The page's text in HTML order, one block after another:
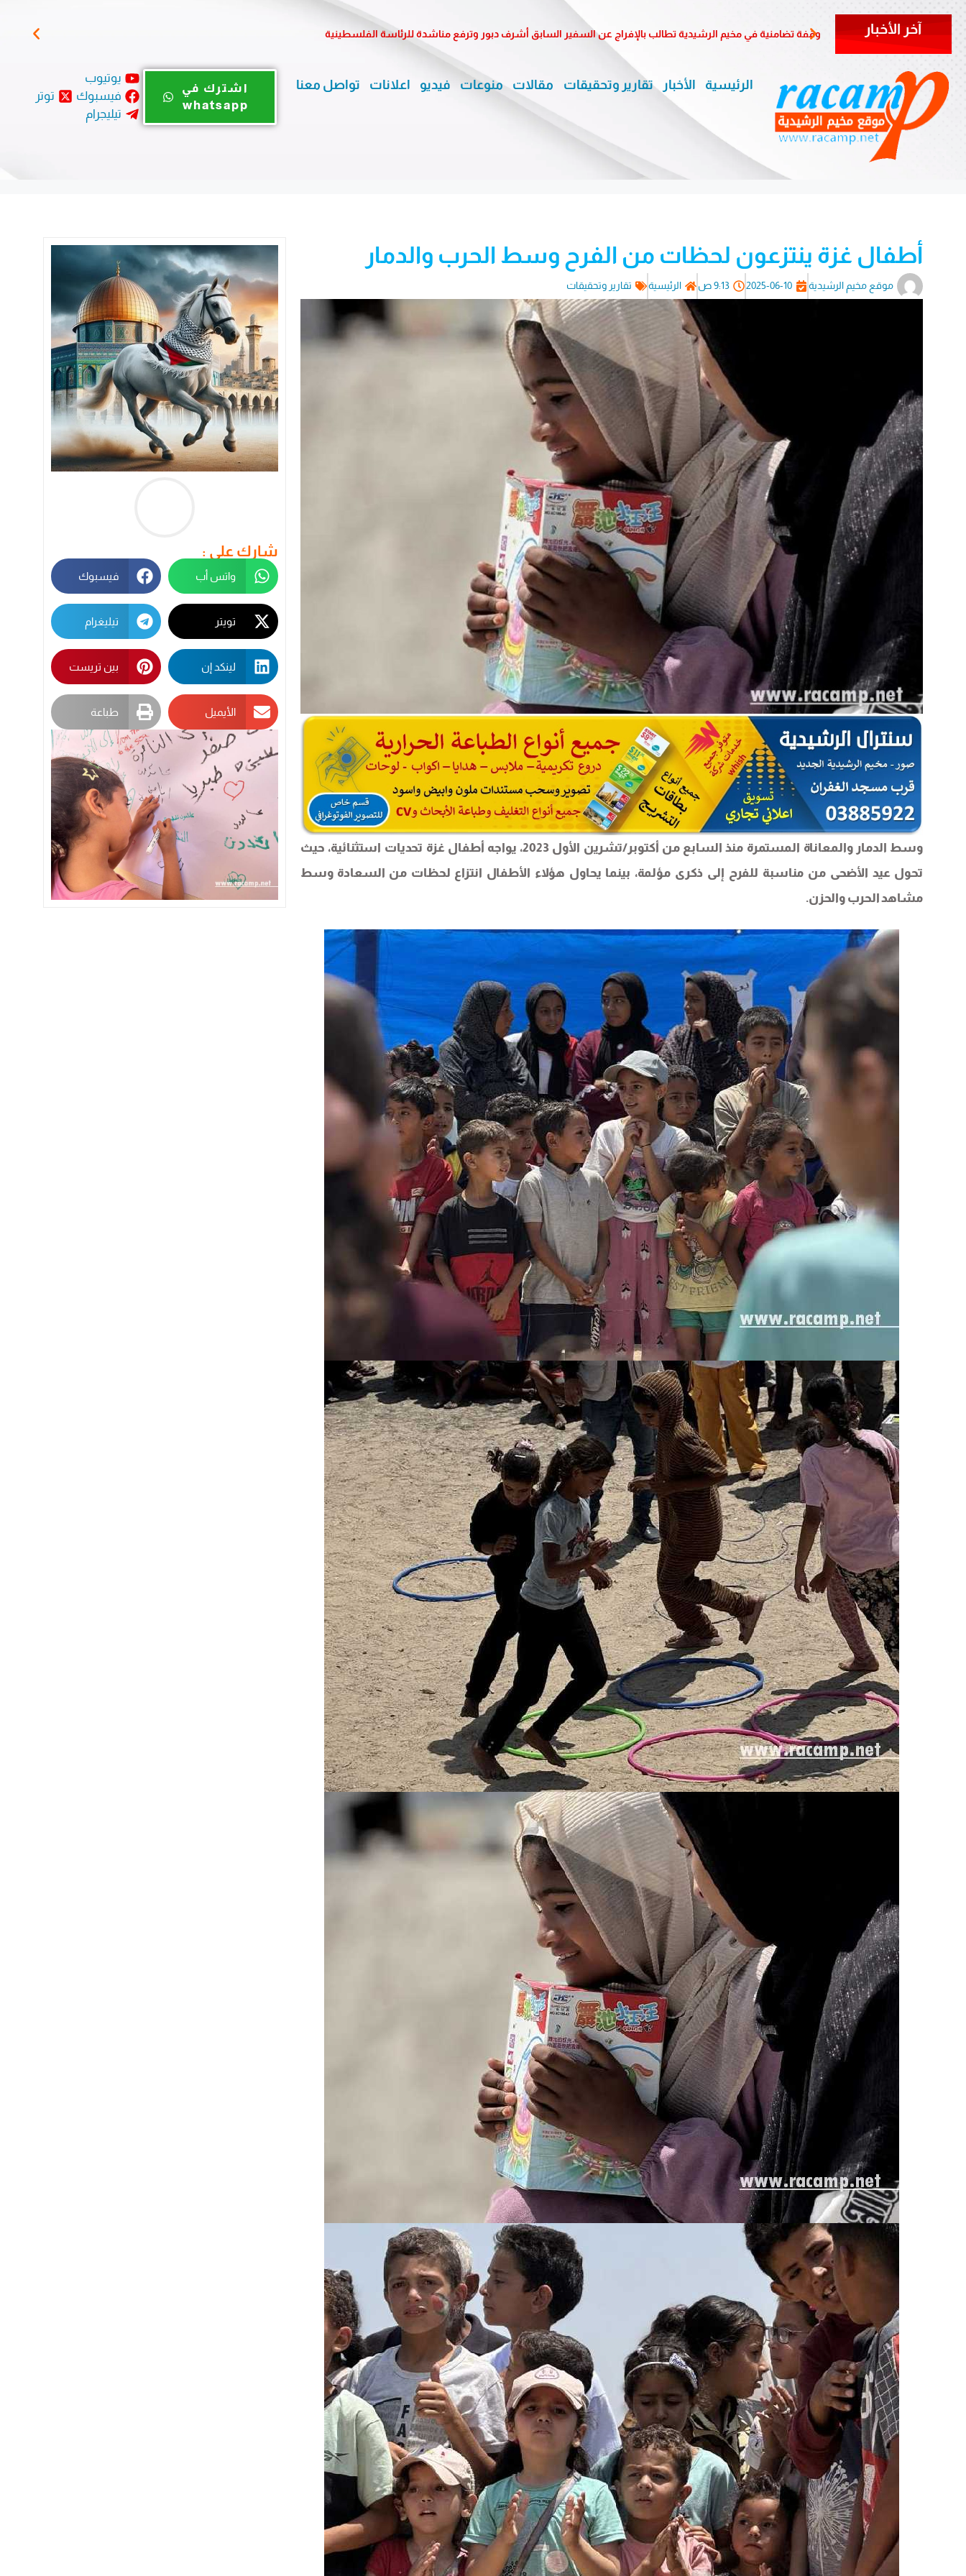
آخر الأخبار وقفة تضامنية في مخيم الرشيدية تطالب بالإفراج عن السفير السابق أشرف دبور وترفع مناشدة للرئاسة الفلسطينية
الرئيسية الأخبار تقارير وتحقيقات مقالات منوعات فيديو اعلانات تواصل معنا
يوتيوب
فيسبوك
توتر
تيليجرام
اشترك في
whatsapp
أطفال غزة ينتزعون لحظات من الفرح وسط الحرب والدمار
موقع مخيم الرشيدية 2025-06-10 9:13 ص الرئيسية تقارير وتحقيقات
وسط الدمار والمعاناة المستمرة منذ السابع من أكتوبر/تشرين الأول 2023، يواجه أطفال غزة تحديات استثنائية، حيث
تحول عيد الأضحى من مناسبة للفرح إلى ذكرى مؤلمة، بينما يحاول هؤلاء الأطفال انتزاع لحظات من السعادة وسط
مشاهد الحرب والحزن.
شارك على :
واتس أب فيسبوك
تويتر تيليغرام
لينكد إن بين تريست
الأيميل طباعة